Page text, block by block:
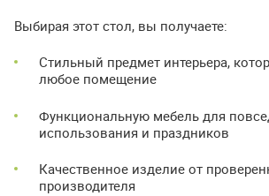
Выбирая этот стол, вы получаете:
Стильный предмет интерьера,
любое помещение
Функциональную мебель для
использования и праздников
Качественное изделие от
производителя